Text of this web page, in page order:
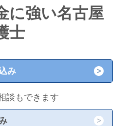
に強い名古屋
士
み
談もできます